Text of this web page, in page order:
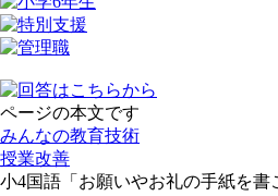
ページの本文です
みんなの教育技術
授業改善
小4国語「お願いやお礼の手紙を書